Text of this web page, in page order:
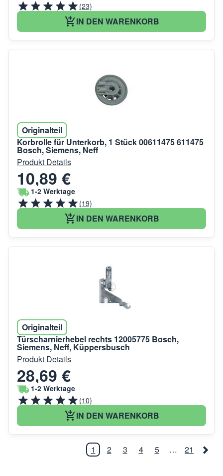
(23)
IN DEN WARENKORB
Originalteil
Korbrolle für Unterkorb, 1 Stück 00611475 611475
Bosch, Siemens, Neff
Produkt Details
10,89 €
1-2 Werktage
(19)
IN DEN WARENKORB
Originalteil
Türscharnierhebel rechts 12005775 Bosch,
Siemens, Neff, Küppersbusch
Produkt Details
28,69 €
1-2 Werktage
(10)
IN DEN WARENKORB
1 2 3 4 5 … 21